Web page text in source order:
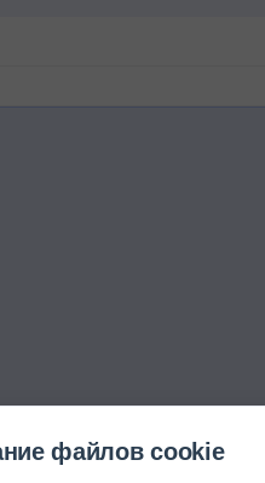
файлов cookie